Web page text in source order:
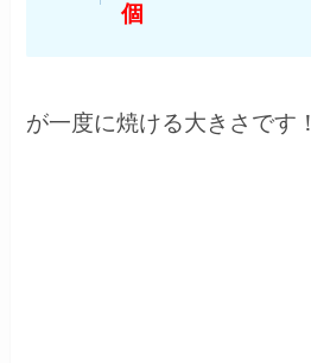
個
が一度に焼ける大きさです！